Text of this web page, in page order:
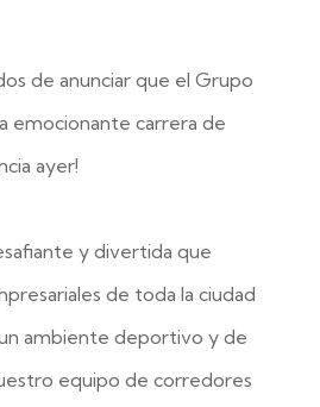
de anunciar que el Grupo
emocionante carrera de
ayer!
y divertida que
de toda la ciudad
ambiente deportivo y de
equipo de corredores